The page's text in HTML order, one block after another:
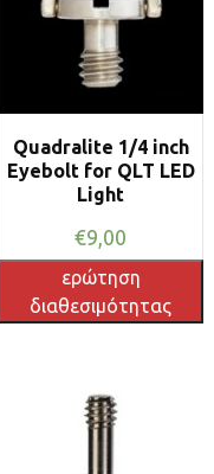
Quadralite 1/4 inch
Eyebolt for QLT LED
Light
€9,00
ερώτηση
διαθεσιμότητας